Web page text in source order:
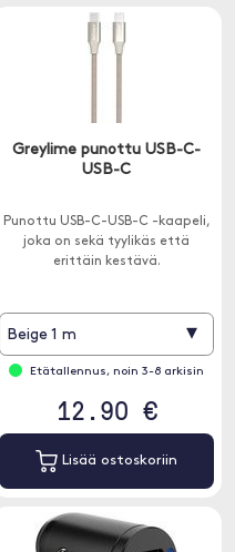
Greylime punottu USB-C-
USB-C
Punottu USB-C-USB-C -kaapeli,
joka on sekä tyylikäs että
erittäin kestävä.
Beige 1 m ▾
Etätallennus, noin 3-8 arkisin
12.90 €
Lisää ostoskoriin